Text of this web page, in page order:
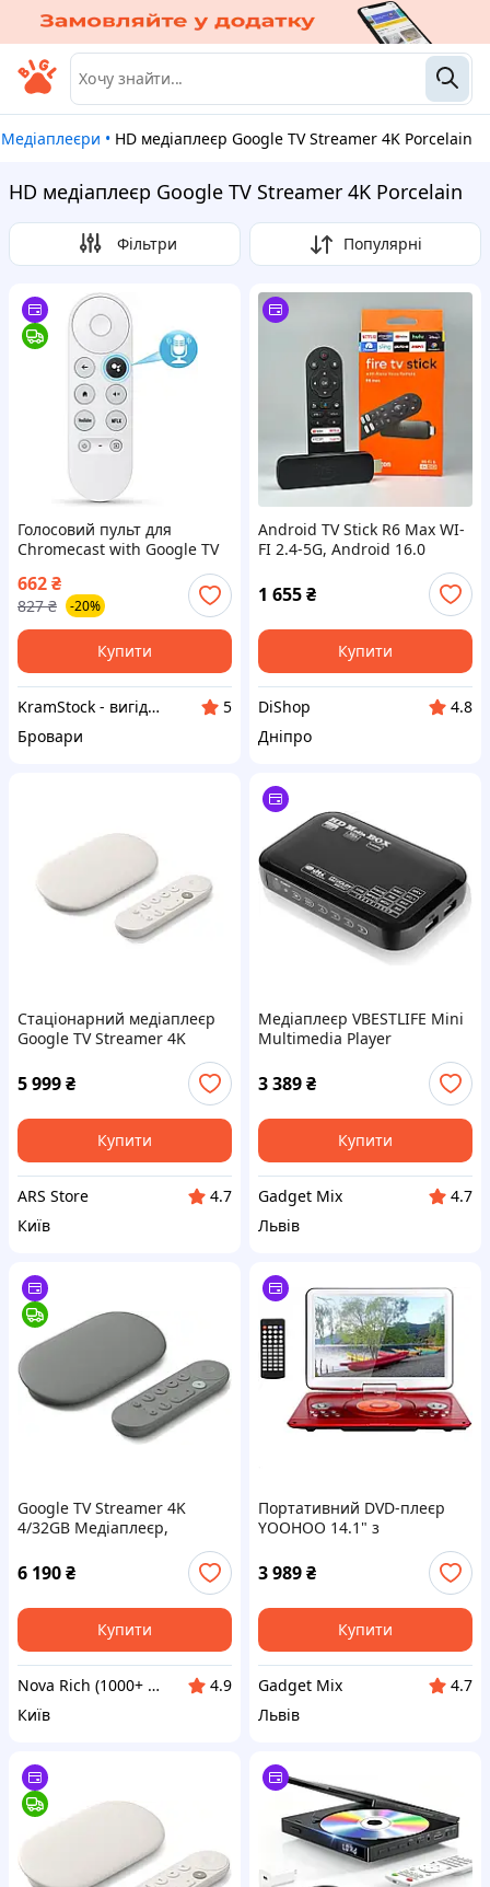
Медіаплеєри • HD медіаплеєр Google TV Streamer 4K Porcelain
HD медіаплеєр Google TV Streamer 4K Porcelain
Фільтри Популярні
Голосовий пульт для
Chromecast with Google TV
HD/4K і Google TV Streamer
4K
662₴
827 ₴ -20%
Купити
KramStock - вигідні покупки!
5
Бровари
Android TV Stick R6 Max WI-
FI 2.4-5G, Android 16.0
1 655₴
Купити
DiShop
4.8
Дніпро
Стаціонарний медіаплеєр
Google TV Streamer 4K
5 999₴
Купити
ARS Store
4.7
Київ
Медіаплеєр VBESTLIFE Mini
Multimedia Player
3 389₴
Купити
Gadget Mix
4.7
Львів
Google TV Streamer 4K
4/32GB Медіаплеєр,
6 190₴
Купити
Nova Rich (1000+ відгуків - Відправка в день замовлення 7 днів на тиждень - Гарантія на товари)
4.9
Київ
Портативний DVD-плеєр
YOOHOO 14.1" з
акумулятором 6 годин Red
3 989₴
Купити
Gadget Mix
4.7
Львів